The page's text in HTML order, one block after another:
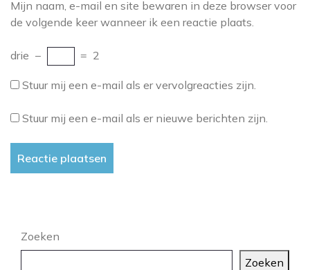
Mijn naam, e-mail en site bewaren in deze browser voor
de volgende keer wanneer ik een reactie plaats.
drie − = 2
Stuur mij een e-mail als er vervolgreacties zijn.
Stuur mij een e-mail als er nieuwe berichten zijn.
Zoeken
Zoeken